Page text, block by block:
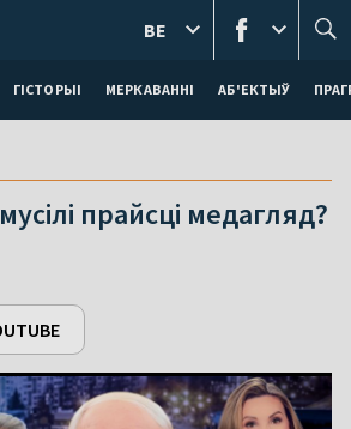
ГІСТОРЫІ МЕРКАВАННI АБ'ЕКТЫЎ
BE
прайсці медагляд?